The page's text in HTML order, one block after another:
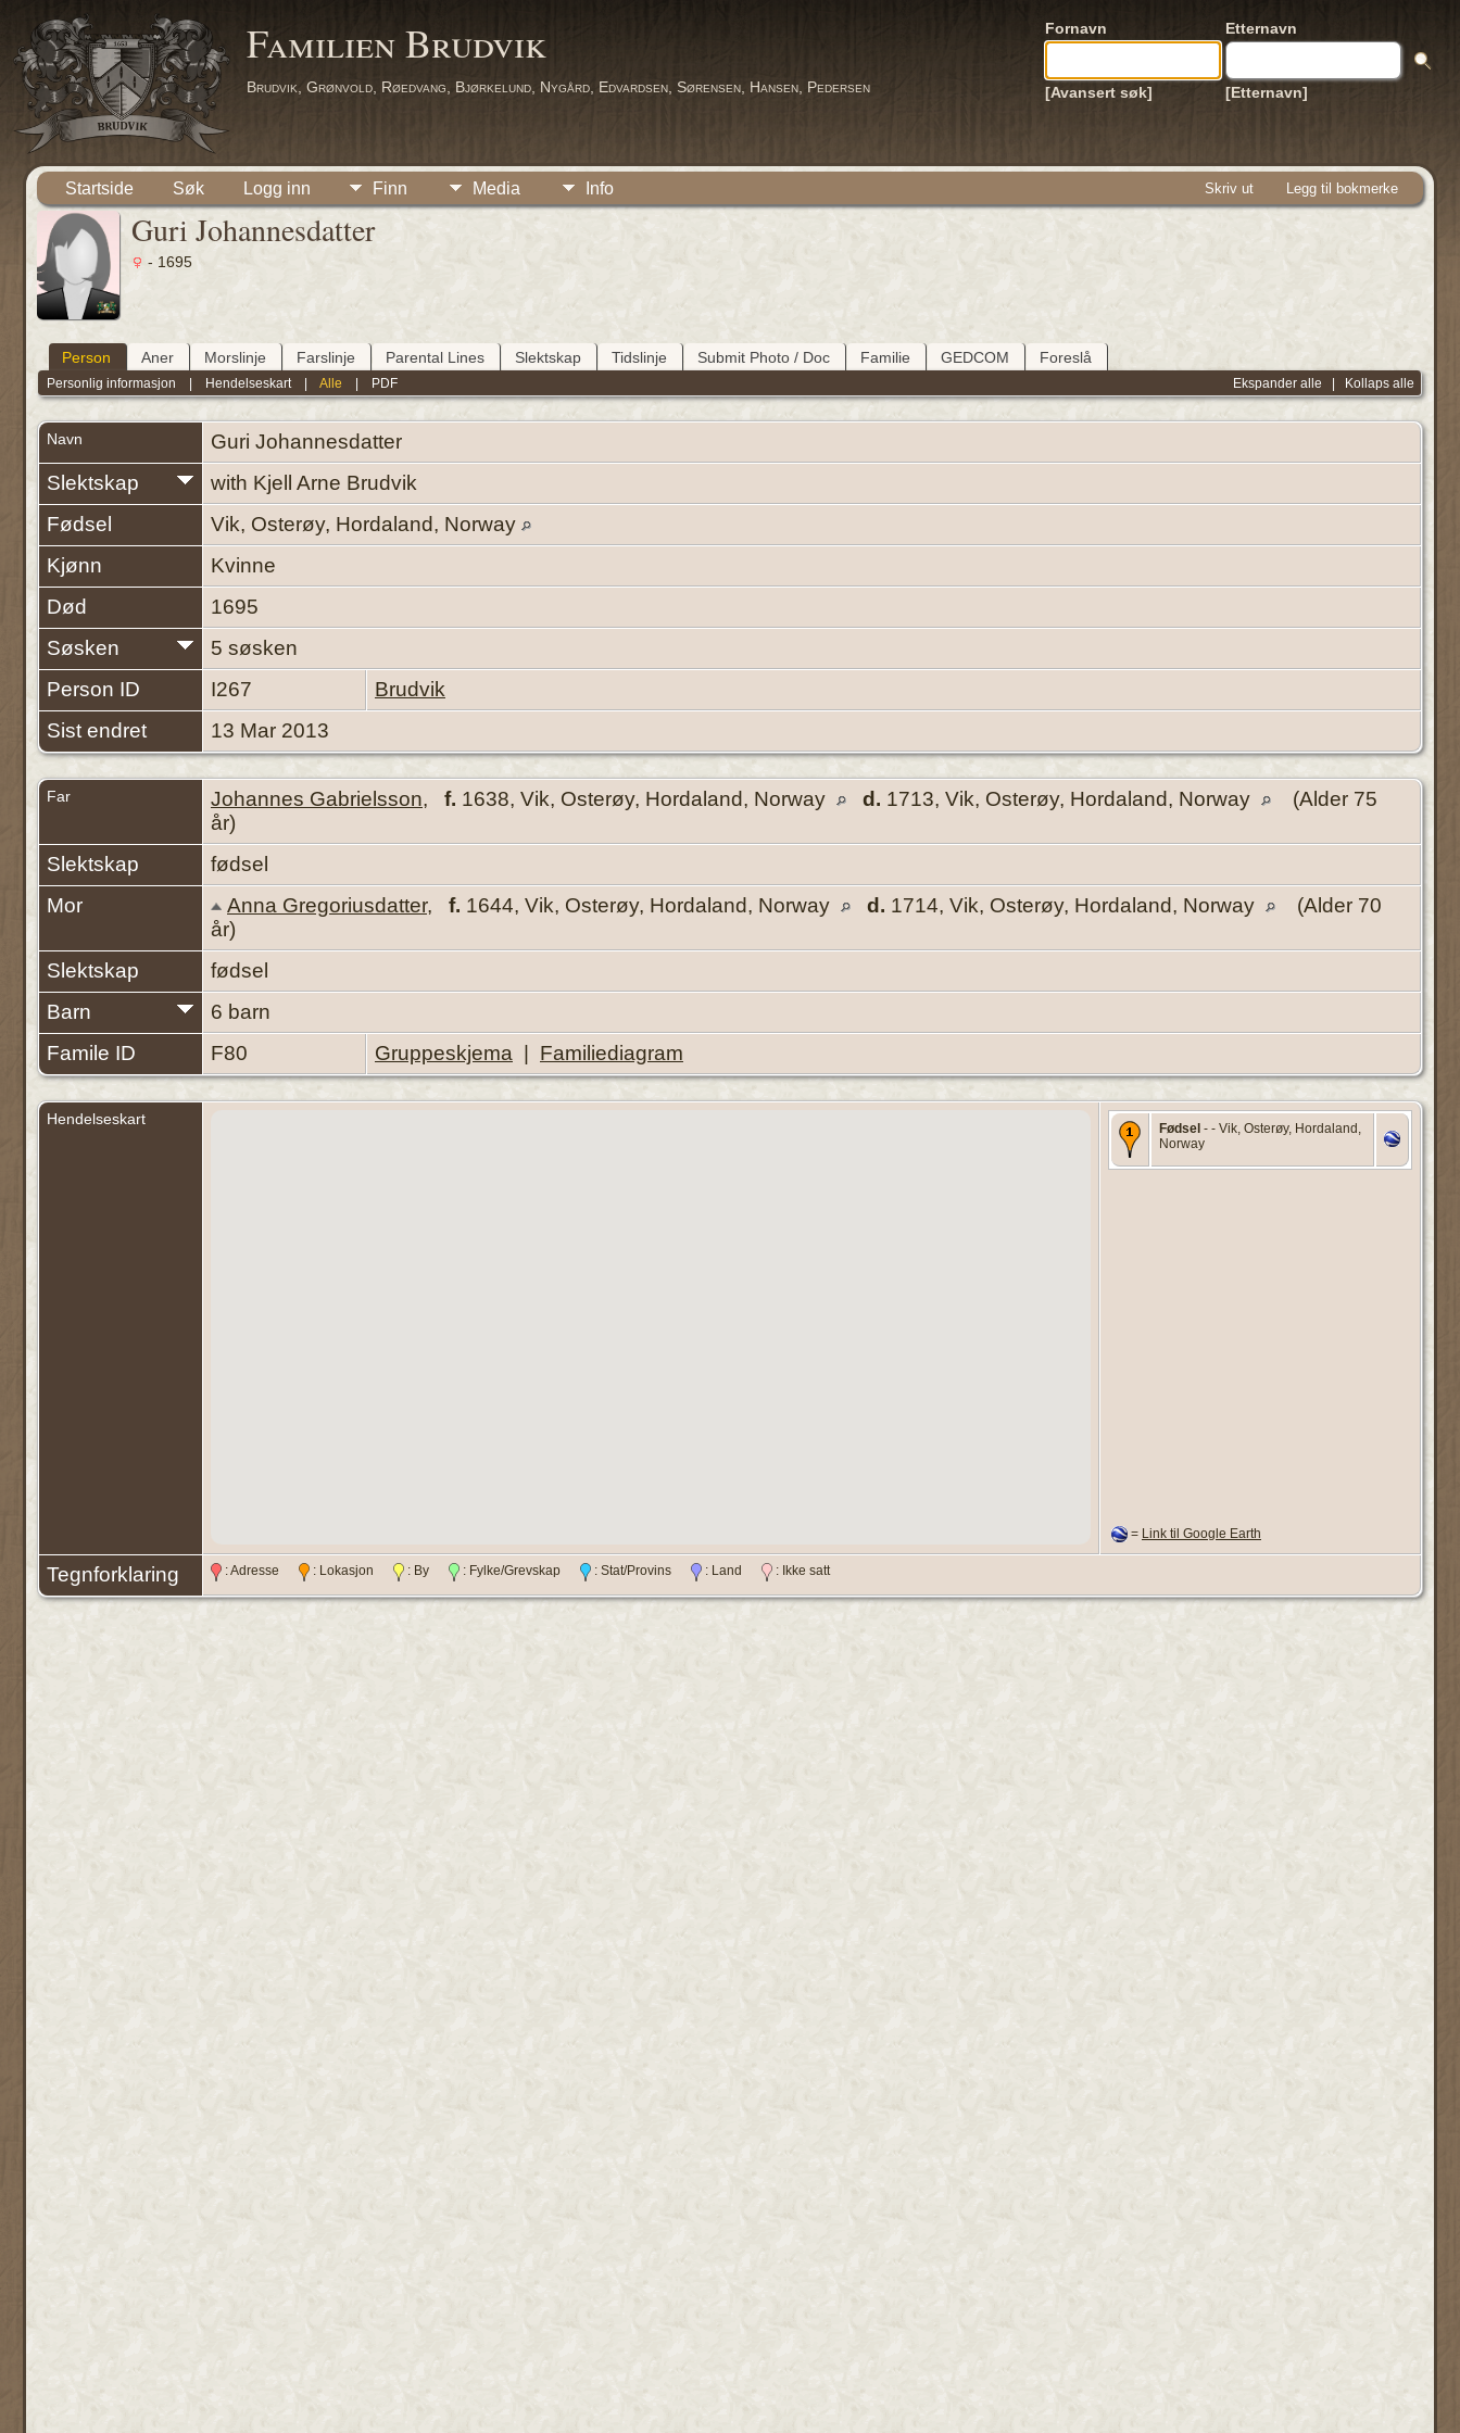
Familien Brudvik
Brudvik, Grønvold, Røedvang, Bjørkelund, Nygård, Edvardsen, Sørensen, Hansen, Pedersen
Fornavn Etternavn
[Avansert søk] [Etternavn]
Startside Søk Logg inn Finn Media Info Skriv ut Legg til bokmerke
Guri Johannesdatter
- 1695
Person Aner Morslinje Farslinje Parental Lines Slektskap Tidslinje Submit Photo / Doc Familie GEDCOM Foreslå
Ekspander alle | Kollaps alle
Personlig informasjon | Hendelseskart |Alle | PDF
Navn Guri Johannesdatter
Slektskap
with Kjell Arne Brudvik
Fødsel
Vik, Osterøy, Hordaland, Norway
Kjønn
Kvinne
Død
1695
Søsken
5 søsken
Person ID
I267
Brudvik
Sist endret
13 Mar 2013
Far Johannes Gabrielsson, f. 1638, Vik, Osterøy, Hordaland, Norway d. 1713, Vik, Osterøy, Hordaland, Norway
(Alder 75
år)
Slektskap
fødsel
Mor
Anna Gregoriusdatter, f. 1644, Vik, Osterøy, Hordaland, Norway d. 1714, Vik, Osterøy, Hordaland, Norway
(Alder 70
år)
Slektskap
fødsel
Barn
6 barn
Famile ID
F80 Gruppeskjema | Familiediagram
Hendelseskart
Fødsel - - Vik, Osterøy, Hordaland,
Norway
= Link til Google Earth
Tegnforklaring : Adresse : Lokasjon : By : Fylke/Grevskap : Stat/Provins : Land : Ikke satt